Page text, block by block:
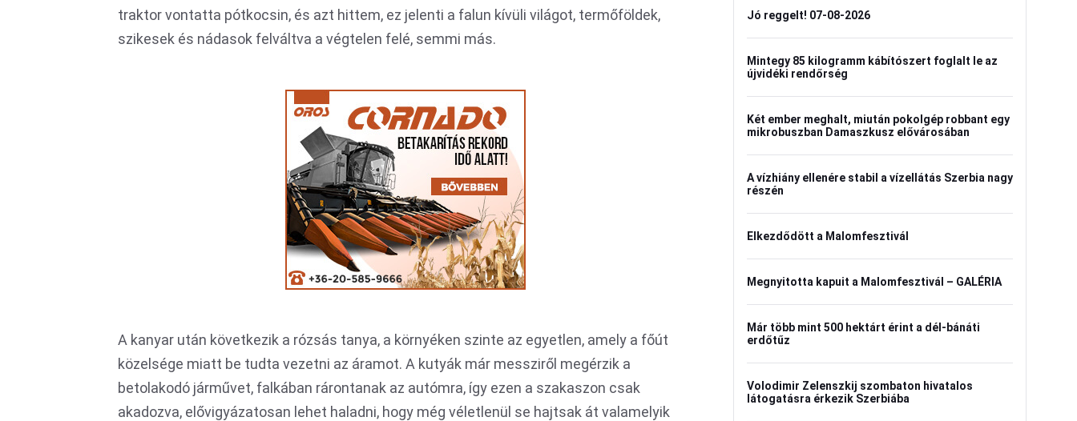
traktor vontatta pótkocsin, és azt hittem, ez jelenti a falun kívüli világot, termőföldek,
szikesek és nádasok felváltva a végtelen felé, semmi más.
A kanyar után következik a rózsás tanya, a környéken szinte az egyetlen, amely a főút
közelsége miatt be tudta vezetni az áramot. A kutyák már messziről megérzik a
betolakodó járművet, falkában rárontanak az autómra, így ezen a szakaszon csak
akadozva, elővigyázatosan lehet haladni, hogy még véletlenül se hajtsak át valamelyik
Jó reggelt! 07-08-2026
Mintegy 85 kilogramm kábítószert foglalt le az
újvidéki rendőrség
Két ember meghalt, miután pokolgép robbant egy
mikrobuszban Damaszkusz elővárosában
A vízhiány ellenére stabil a vízellátás Szerbia nagy
részén
Elkezdődött a Malomfesztivál
Megnyitotta kapuit a Malomfesztivál – GALÉRIA
Már több mint 500 hektárt érint a dél-bánáti
erdőtűz
Volodimir Zelenszkij szombaton hivatalos
látogatásra érkezik Szerbiába